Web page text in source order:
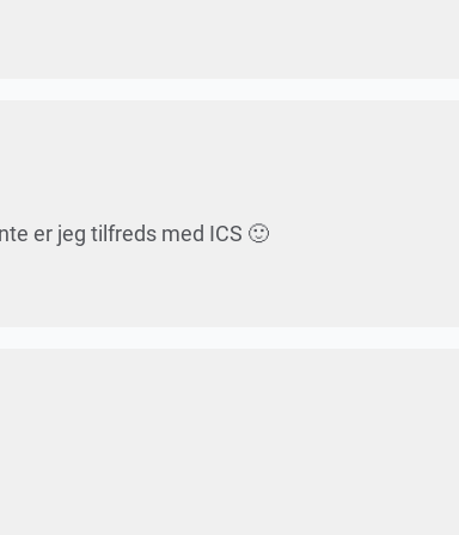
er jeg tilfreds med ICS 🙂